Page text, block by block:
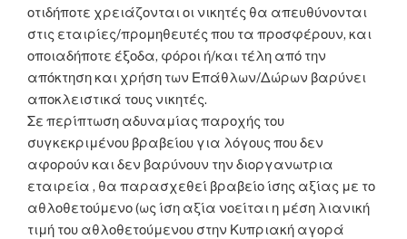
οτιδήποτε χρειάζονται οι νικητές θα απευθύνονται
στις εταιρίες/προμηθευτές που τα προσφέρουν, και
οποιαδήποτε έξοδα, φόροι ή/και τέλη από την
απόκτηση και χρήση των Επάθλων/Δώρων βαρύνει
αποκλειστικά τους νικητές.
Σε περίπτωση αδυναμίας παροχής του
συγκεκριμένου βραβείου για λόγους που δεν
αφορούν και δεν βαρύνουν την διοργανωτρια
εταιρεία , θα παρασχεθεί βραβείο ίσης αξίας με το
αθλοθετούμενο (ως ίση αξία νοείται η μέση λιανική
τιμή του αθλοθετούμενου στην Κυπριακή αγορά